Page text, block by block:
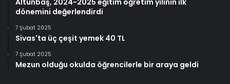
dönemini değerlendirdi
7 Şubat 2025
Sivas'ta üç çeşit yemek 40 TL
7 Şubat 2025
Mezun olduğu okulda öğrencilerle bir araya geldi